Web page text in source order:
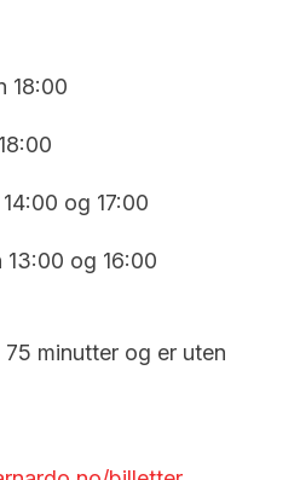
18:00
og 17:00
og 16:00
minutter og er uten